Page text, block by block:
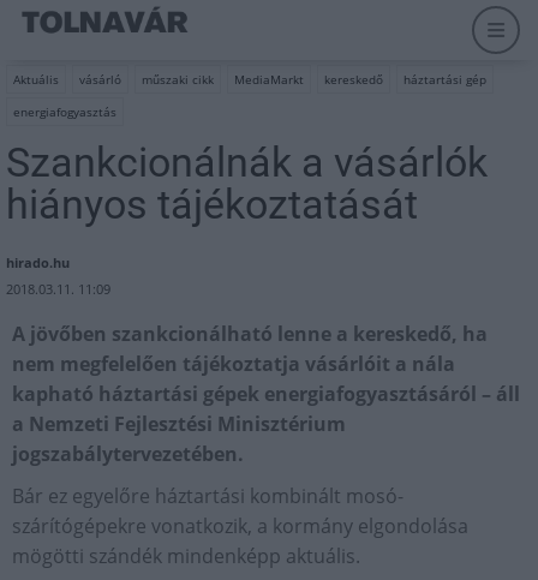
Aktuális vásárló műszaki cikk MediaMarkt kereskedő
háztartási gép
energiafogyasztás
Szankcionálnák a vásárlók
hiányos tájékoztatását
hirado.hu
2018.03.11. 11:09
A jövőben szankcionálható lenne a kereskedő, ha
nem megfelelően tájékoztatja vásárlóit a nála
kapható háztartási gépek energiafogyasztásáról – áll
a Nemzeti Fejlesztési Minisztérium
jogszabálytervezetében.
Bár ez egyelőre háztartási kombinált mosó-
szárítógépekre vonatkozik, a kormány elgondolása
mögötti szándék mindenképp aktuális.